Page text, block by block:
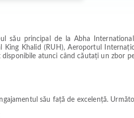
său principal de la Abha
King Khalid (RUH), Aeroportul
atunci când căutați un zbor
său față de excelență.